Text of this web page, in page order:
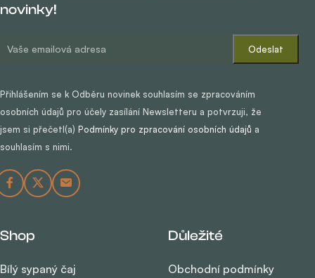
novinky!
Přihlášením se k Odběru novinek souhlasím se zpracováním
osobních údajů pro účely zasílání Newsletteru a potvrzuji, že
jsem si přečetl(a) Podmínky pro zpracování osobních údajů a
souhlasím s nimi.
Shop
Bílý sypaný čaj
Důležité
Obchodní podmínky